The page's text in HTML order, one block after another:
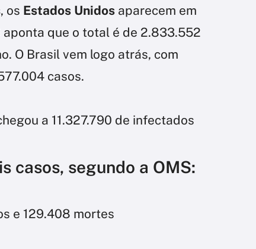
, os Estados Unidos aparecem em
aponta que o total é de 2.833.552
O Brasil vem logo atrás, com
casos.
a 11.327.790 de infectados
casos, segundo a OMS:
e 129.408 mortes